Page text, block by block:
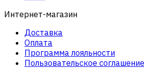
Интернет-магазин
Доставка
Оплата
Программа лояльности
Пользовательское соглашение